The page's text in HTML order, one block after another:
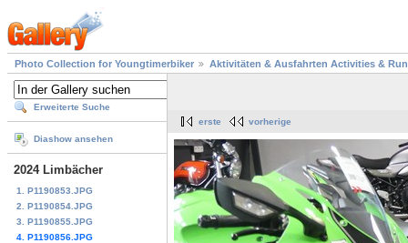
Photo Collection for Youngtimerbiker Aktivitäten & Ausfahrten Activities &
Erweiterte Suche
Diashow ansehen
2024 Limbächer
1. P1190853.JPG
2. P1190854.JPG
3. P1190855.JPG
4. P1190856.JPG
erste vorherige